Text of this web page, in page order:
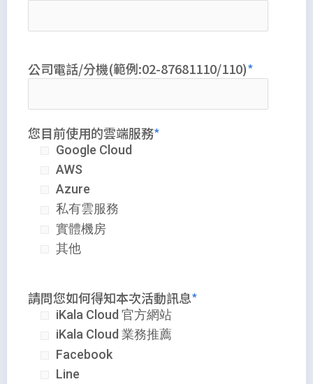
公司電話/分機(範例:02-87681110/110)
您目前使用的雲端服務
Google Cloud
AWS
Azure
私有雲服務
實體機房
其他
請問您如何得知本次活動訊息
iKala Cloud 官方網站
iKala Cloud 業務推薦
Facebook
Line